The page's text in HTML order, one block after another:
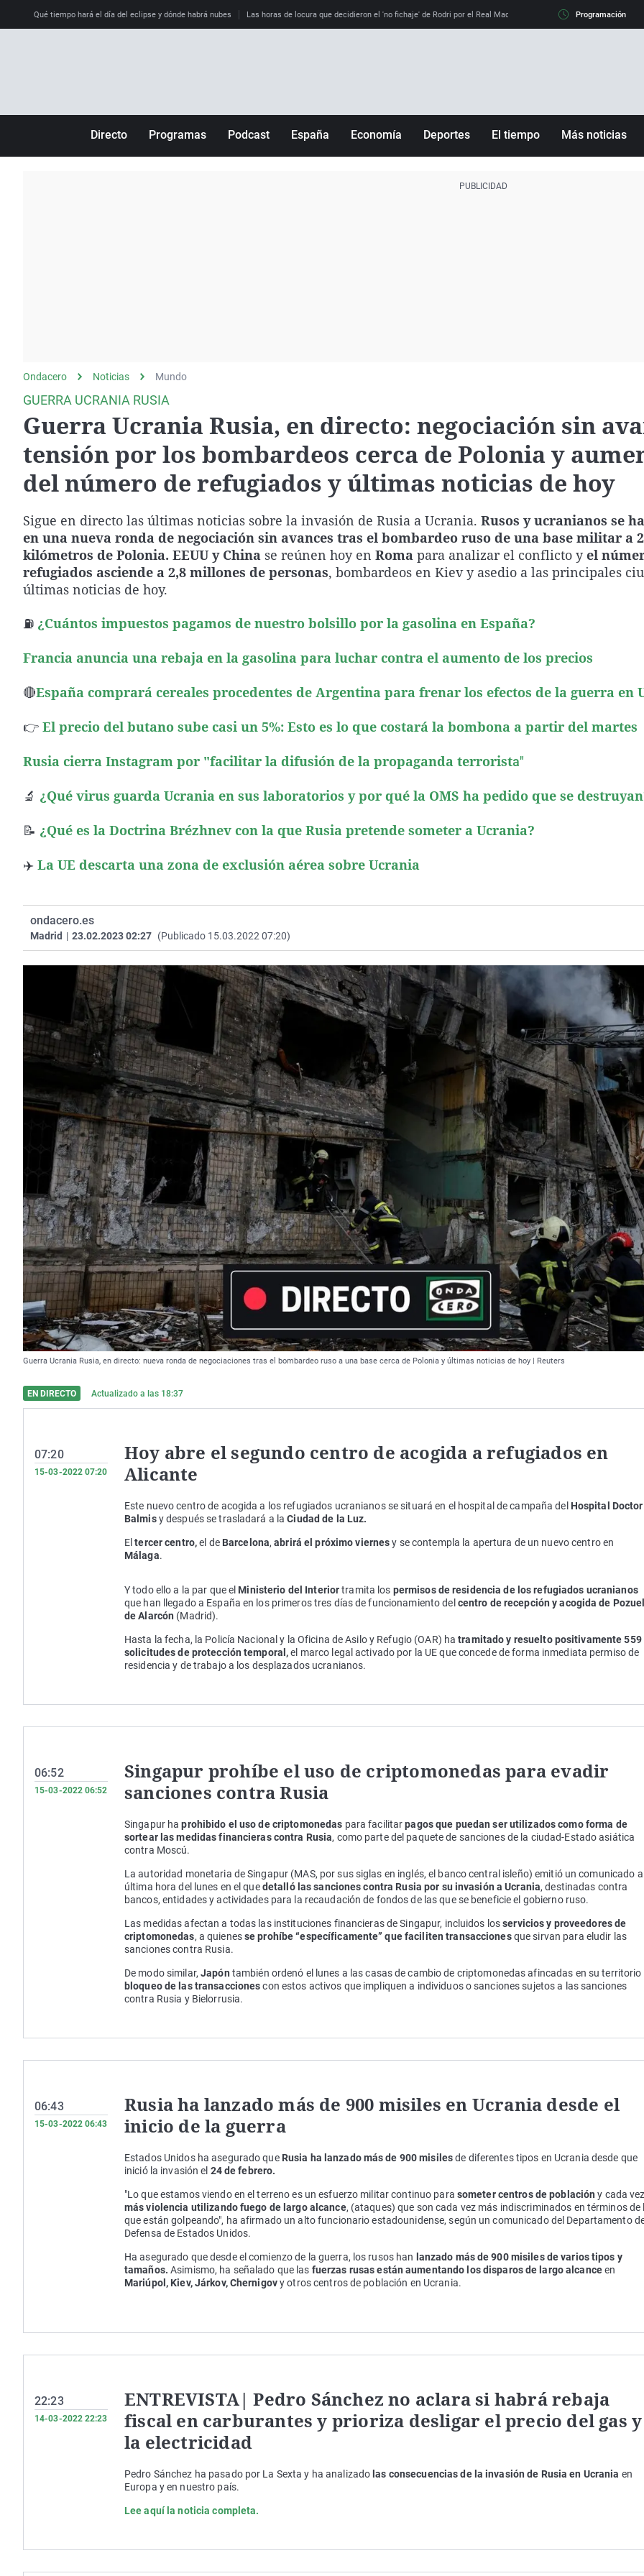
Qué tiempo hará el día del eclipse y dónde habrá nubes Las horas de locura que decidieron el 'no fichaje' de Rodri por el Real Madrid y su 'sí' al Barça La llamada
Programación
Directo Programas
Como el perro y el
Podcast
Negra
España
País Vasco
Economía Deportes El tiempo Más noticias
Ondacero Noticias Mundo
GUERRA UCRANIA RUSIA
Guerra Ucrania Rusia, en directo: negociación sin
tensión por los bombardeos cerca de Polonia y
del número de refugiados y últimas noticias de hoy
Sigue en directo las últimas noticias sobre la invasión de Rusia a Ucrania. Rusos y ucranianos se
en una nueva ronda de negociación sin avances tras el bombardeo ruso de una base militar a
kilómetros de Polonia. EEUU y China se reúnen hoy en Roma para analizar el conflicto yel
refugiados asciende a 2,8 millones de personas, bombardeos en Kiev y asedio a las principales
últimas noticias de hoy.
⛽ ¿Cuántos impuestos pagamos de nuestro bolsillo por la gasolina en España?
Francia anuncia una rebaja en la gasolina para luchar contra el aumento de los precios
🔴España comprará cereales procedentes de Argentina para frenar los efectos de la guerra en
👉 El precio del butano sube casi un 5%: Esto es lo que costará la bombona a partir del martes
Rusia cierra Instagram por "facilitar la difusión de la propaganda terrorista"
🔬 ¿Qué virus guarda Ucrania en sus laboratorios y por qué la OMS ha pedido que se
📝 ¿Qué es la Doctrina Brézhnev con la que Rusia pretende someter a Ucrania?
✈️ La UE descarta una zona de exclusión aérea sobre Ucrania
ondacero.es
Madrid | 23.02.2023 02:27 (Publicado 15.03.2022 07:20)
Guerra Ucrania Rusia, en directo: nueva ronda de negociaciones tras el bombardeo ruso a una base cerca de Polonia y últimas noticias de hoy | Reuters
EN DIRECTO Actualizado a las 18:37
07:20
15-03-2022 07:20
Hoy abre el segundo centro de acogida a refugiados en
Alicante
Este nuevo centro de acogida a los refugiados ucranianos se situará en el hospital de campaña del Hospital Doctor
Balmisy después se trasladará a laCiudad de la Luz.
Eltercer centro,el de Barcelona,abrirá el próximo viernesy se contempla la apertura de un nuevo centro en
Málaga.
Y todo ello a la par que el Ministerio del Interiortramita los permisos de residencia de los refugiados ucranianos
que han llegado a España en los primeros tres días de funcionamiento del centro de recepción y acogida de
de Alarcón (Madrid).
Hasta la fecha, la Policía Nacional y la Oficina de Asilo y Refugio (OAR) ha tramitado y resuelto positivamente 559
solicitudes de protección temporal,el marco legal activado por la UE que concede de forma inmediata permiso de
residencia y de trabajo a los desplazados ucranianos.
06:52
15-03-2022 06:52
Singapur prohíbe el uso de criptomonedas para evadir
sanciones contra Rusia
Singapur haprohibido el uso de criptomonedas para facilitarpagos que puedan ser utilizados como forma de
sortear las medidas financieras contra Rusia, como parte del paquete de sanciones de la ciudad-Estado asiática
contra Moscú.
La autoridad monetaria de Singapur (MAS, por sus siglas en inglés, el banco central isleño) emitió un comunicado a
última hora del lunes en el quedetalló las sanciones contra Rusia por su invasión a Ucrania, destinadas contra
bancos, entidades y actividades para la recaudación de fondos de las que se beneficie el gobierno ruso.
Las medidas afectan a todas las instituciones financieras de Singapur, incluidos losservicios y proveedores de
criptomonedas, a quienesse prohíbe “específicamente” que faciliten transaccionesque sirvan para eludir las
sanciones contra Rusia.
De modo similar,Japón también ordenó el lunes a las casas de cambio de criptomonedas afincadas en su territorio
bloqueo de las transaccionescon estos activos que impliquen a individuos o sanciones sujetos a las sanciones
contra Rusia y Bielorrusia.
06:43
15-03-2022 06:43
Rusia ha lanzado más de 900 misiles en Ucrania desde el
inicio de la guerra
Estados Unidos ha asegurado que Rusia ha lanzado más de 900 misilesde diferentes tipos en Ucrania desde que
inició la invasión el 24 de febrero.
"Lo que estamos viendo en el terreno es un esfuerzo militar continuo para someter centros de poblacióny cada
más violencia utilizando fuego de largo alcance, (ataques) que son cada vez más indiscriminados en términos de
que están golpeando", ha afirmado un alto funcionario estadounidense, según un comunicado del Departamento
Defensa de Estados Unidos.
Ha asegurado que desde el comienzo de la guerra, los rusos han lanzado más de 900 misiles de varios tipos y
tamaños.Asimismo, ha señalado que las fuerzas rusas están aumentando los disparos de largo alcanceen
Mariúpol, Kiev, Járkov, Chernigovy otros centros de población en Ucrania.
22:23
14-03-2022 22:23
ENTREVISTA| Pedro Sánchez no aclara si habrá rebaja
fiscal en carburantes y prioriza desligar el precio del gas y
la electricidad
Pedro Sánchez ha pasado por La Sexta y ha analizado las consecuencias de la invasión de Rusia en Ucrania en
Europa y en nuestro país.
Lee aquí la noticia completa.